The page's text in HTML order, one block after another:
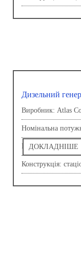
Дизельний
Виробник: Atlas
Номінальна
Напруга, В: 230,0-
Конструкція:
ДОКЛАДНІШЕ